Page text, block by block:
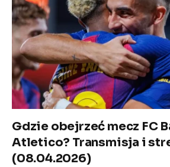
Gdzie obejrzeć mecz FC
Atletico? Transmisja i
(08.04.2026)